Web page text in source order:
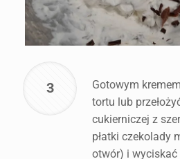
3
Gotowym
tortu lub
cukierniczej z
płatki czekolady
otwór) i wyciskać